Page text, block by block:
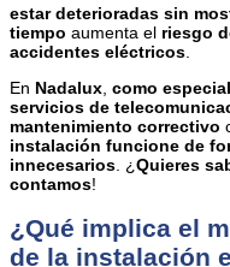
estar deterioradas sin
tiempo aumenta el riesgo
accidentes eléctricos
En Nadalux como
servicios de
mantenimiento correctivo
instalación funcione de
innecesarios . ¿Quieres
contamos!
¿Qué implica el
de la instalación